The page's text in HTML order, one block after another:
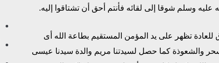
وسلم شوقا إلى لقائه فأنتم أحق أن تشتاقوا إليه.
للعادة تظهر على يد المؤمن المستقيم بطاعة الله أى
والشعوذة كما حصل لسيدتنا مريم والدة سيدنا عيسى